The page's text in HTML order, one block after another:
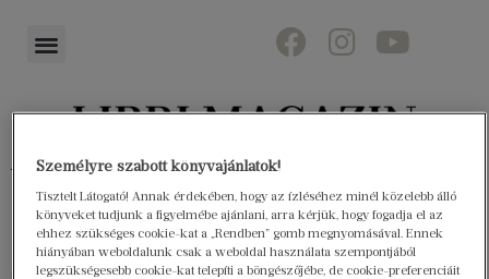
Könyvektől az olvasókig
Személyre szabott könyvajánlatok!
Tisztelt Látogató! Annak érdekében, hogy az ízléséhez minél közelebb álló
könyveket tudjunk a figyelmébe ajánlani, arra kérjük, hogy fogadja el az
ehhez szükséges cookie-kat a „Rendben” gomb megnyomásával. Ennek
hiányában weboldalunk csak a weboldal használata szempontjából
legszükségesebb cookie-kat telepíti a böngészőjébe, de cookie-preferenciáit